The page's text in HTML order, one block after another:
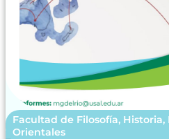
Facultad de Filosofía, Historia,
Orientales